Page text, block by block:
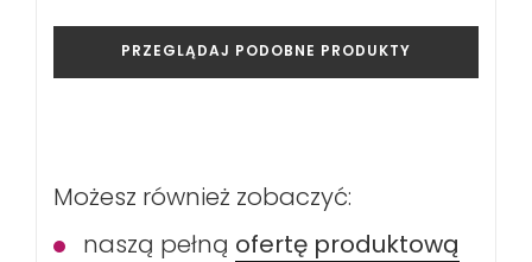
PRZEGLĄDAJ PODOBNE PRODUKTY
Możesz również zobaczyć:
naszą pełną ofertę produktową